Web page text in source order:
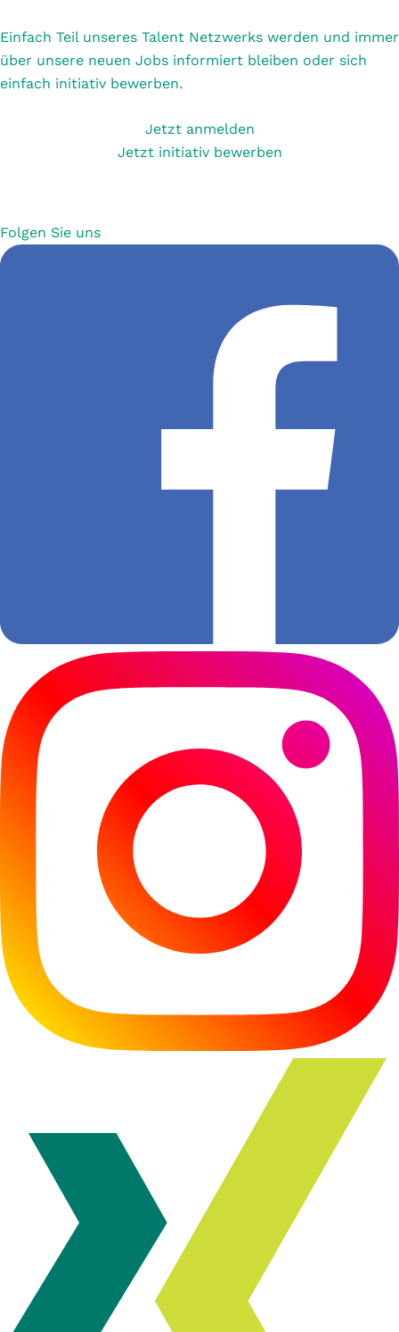
Einfach Teil unseres Talent Netzwerks werden und immer
über unsere neuen Jobs informiert bleiben oder sich
einfach initiativ bewerben.
Jetzt anmelden
Jetzt initiativ bewerben
Folgen Sie uns